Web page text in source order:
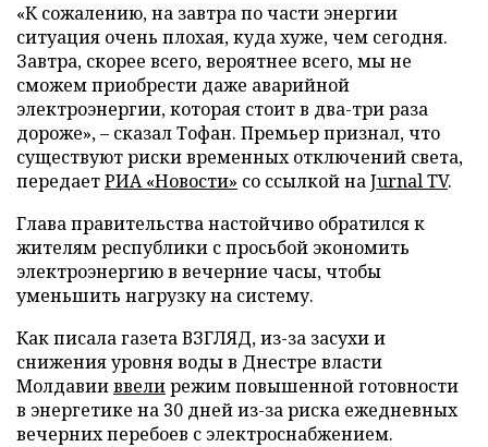
«К сожалению, на завтра по части энергии
ситуация очень плохая, куда хуже, чем сегодня.
Завтра, скорее всего, вероятнее всего, мы не
сможем приобрести даже аварийной
электроэнергии, которая стоит в два-три раза
дороже», – сказал Тофан. Премьер признал, что
существуют риски временных отключений света,
передаетРИА «Новости» со ссылкой наJurnal TV.
Глава правительства настойчиво обратился к
жителям республики с просьбой экономить
электроэнергию в вечерние часы, чтобы
уменьшить нагрузку на систему.
Как писала газета ВЗГЛЯД, из-за засухи и
снижения уровня воды в Днестре власти
Молдавииввелирежим повышенной готовности
в энергетике на 30 дней из-за риска ежедневных
вечерних перебоев с электроснабжением.